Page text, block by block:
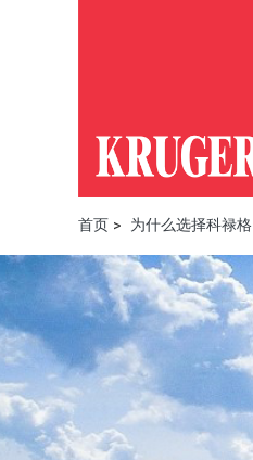
首页 > 为什么选择科禄格